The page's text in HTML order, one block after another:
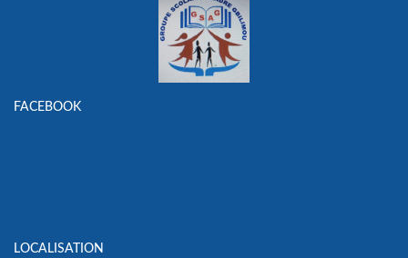
FACEBOOK
LOCALISATION